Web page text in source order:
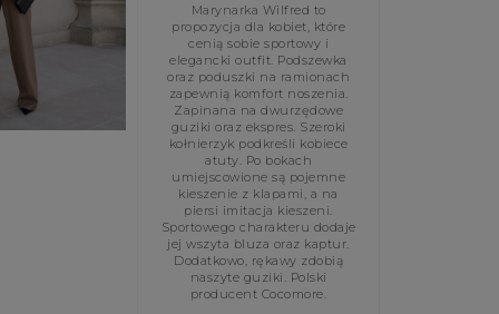
Marynarka Wilfred to
propozycja dla kobiet, które
cenią sobie sportowy i
elegancki outfit. Podszewka
oraz poduszki na ramionach
zapewnią komfort noszenia.
Zapinana na dwurzędowe
guziki oraz ekspres. Szeroki
kołnierzyk podkreśli kobiece
atuty. Po bokach
umiejscowione są pojemne
kieszenie z klapami, a na
piersi imitacja kieszeni.
Sportowego charakteru dodaje
jej wszyta bluza oraz kaptur.
Dodatkowo, rękawy zdobią
naszyte guziki. Polski
producent Cocomore.